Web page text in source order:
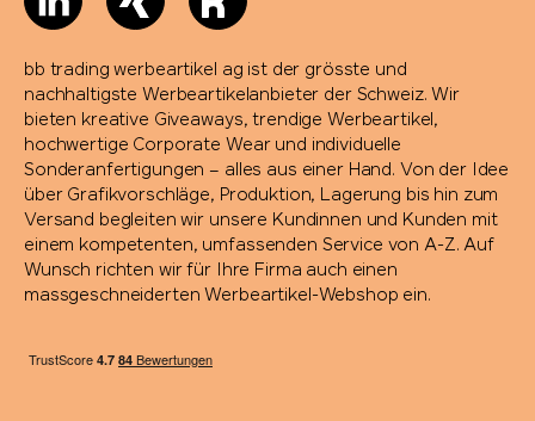
bb trading werbeartikel ag ist der grösste und
nachhaltigste Werbeartikelanbieter der Schweiz. Wir
bieten kreative Giveaways, trendige Werbeartikel,
hochwertige Corporate Wear und individuelle
Sonderanfertigungen – alles aus einer Hand. Von der Idee
über Grafikvorschläge, Produktion, Lagerung bis hin zum
Versand begleiten wir unsere Kundinnen und Kunden mit
einem kompetenten, umfassenden Service von A-Z. Auf
Wunsch richten wir für Ihre Firma auch einen
massgeschneiderten Werbeartikel-Webshop ein.